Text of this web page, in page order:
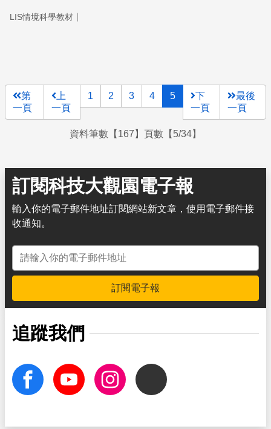
LIS情境科學教材 ｜
第
一頁
上
一頁
1 2 3 4 5
下
一頁
最後
一頁
資料筆數【167】頁數【5/34】
訂閱科技大觀園電子報
輸入你的電子郵件地址訂閱網站新文章，使用電子郵件接
收通知。
電子郵件地址
訂閱電子報
追蹤我們
facebook Youtube InstagramThreads